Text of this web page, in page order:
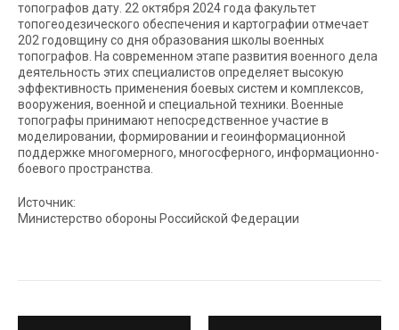
топографов дату. 22 октября 2024 года факультет
топогеодезического обеспечения и картографии отмечает
202 годовщину со дня образования школы военных
топографов. На современном этапе развития военного дела
деятельность этих специалистов определяет высокую
эффективность применения боевых систем и комплексов,
вооружения, военной и специальной техники. Военные
топографы принимают непосредственное участие в
моделировании, формировании и геоинформационной
поддержке многомерного, многосферного, информационно-
боевого пространства.
Источник:
Министерство обороны Российской Федерации